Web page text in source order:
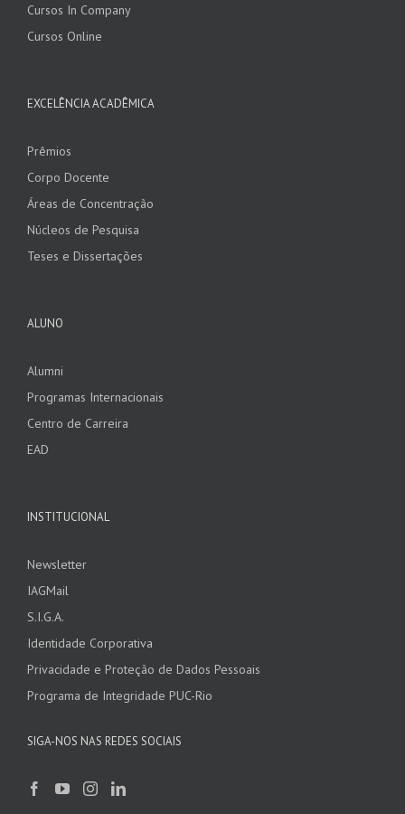
Cursos In Company
Cursos Online
EXCELÊNCIA ACADÊMICA
Prêmios
Corpo Docente
Áreas de Concentração
Núcleos de Pesquisa
Teses e Dissertações
ALUNO
Alumni
Programas Internacionais
Centro de Carreira
EAD
INSTITUCIONAL
Newsletter
IAGMail
S.I.G.A.
Identidade Corporativa
Privacidade e Proteção de Dados Pessoais
Programa de Integridade PUC-Rio
SIGA-NOS NAS REDES SOCIAIS